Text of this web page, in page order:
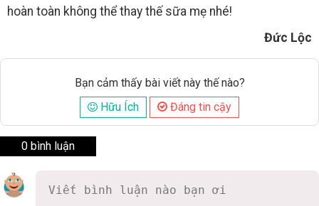
hoàn toàn không thể thay thế sữa mẹ nhé!
Đức Lộc
Bạn cảm thấy bài viết này thế nào?
Hữu Ích
Đáng tin cậy
0 bình luận